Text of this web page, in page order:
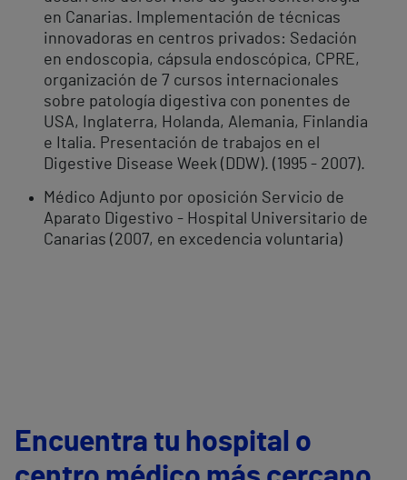
en Canarias. Implementación de técnicas
innovadoras en centros privados: Sedación
en endoscopia, cápsula endoscópica, CPRE,
organización de 7 cursos internacionales
sobre patología digestiva con ponentes de
USA, Inglaterra, Holanda, Alemania, Finlandia
e Italia. Presentación de trabajos en el
Digestive Disease Week (DDW). (1995 - 2007).
Médico Adjunto por oposición Servicio de
Aparato Digestivo - Hospital Universitario de
Canarias (2007, en excedencia voluntaria)
Encuentra tu hospital o